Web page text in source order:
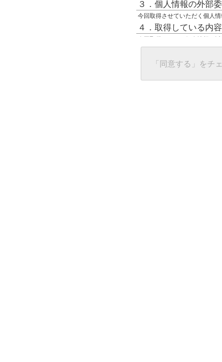
３．個人情報の外部
今回取得させていただく個人
４．取得している内
今回取得している個人情報は
任意の名前
グローバルIPアドレス
接続ホスト情報
５．個人情報に関す
「同意する」をチ